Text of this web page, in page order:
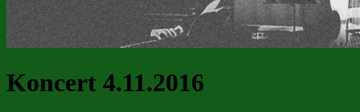
Koncert 4.11.2016